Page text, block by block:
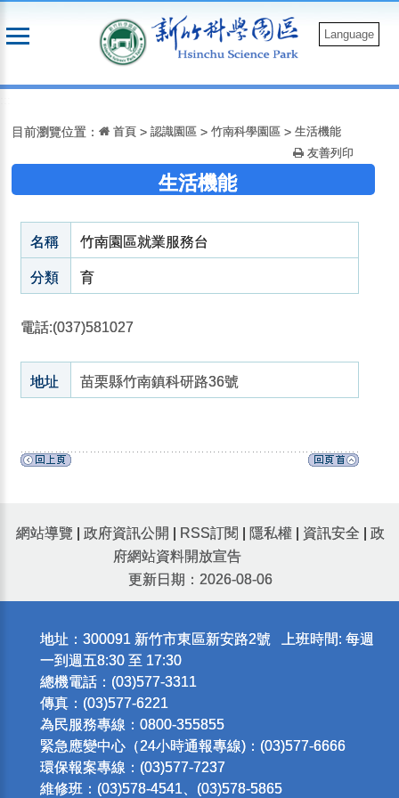
到
Language
目前瀏覽位置： 首頁 >認識園區 >竹南科學園區 >生活機能
友善列印
生活機能
名稱 竹南園區就業服務台
分類 育
電話:(037)581027
地址 苗栗縣竹南鎮科研路36號
網站導覽 政府資訊公開 RSS訂閱 隱私權 資訊安全
政
府網站資料開放宣告
更新日期：2026-08-06
地址：300091 新竹市東區新安路2號 上班時間: 每週
一到週五8:30 至 17:30
總機電話：(03)577-3311
傳真：(03)577-6221
為民服務專線：0800-355855
緊急應變中心（24小時通報專線)：(03)577-6666
環保報案專線：(03)577-7237
維修班：(03)578-4541、(03)578-5865